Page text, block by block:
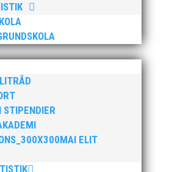
STIPENDIER
MAI ELIT
tidigare
2020 satte vår Jonas
på 10 km landsväg i tyska
haft ett problematiskt år med
veckors varsel säsongsdebut och
svenska rekordet lyder på